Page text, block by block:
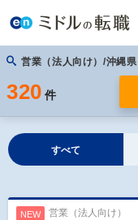
営業（法人向け）/沖縄県
320 件
すべて
NEW 営業（法人向け）